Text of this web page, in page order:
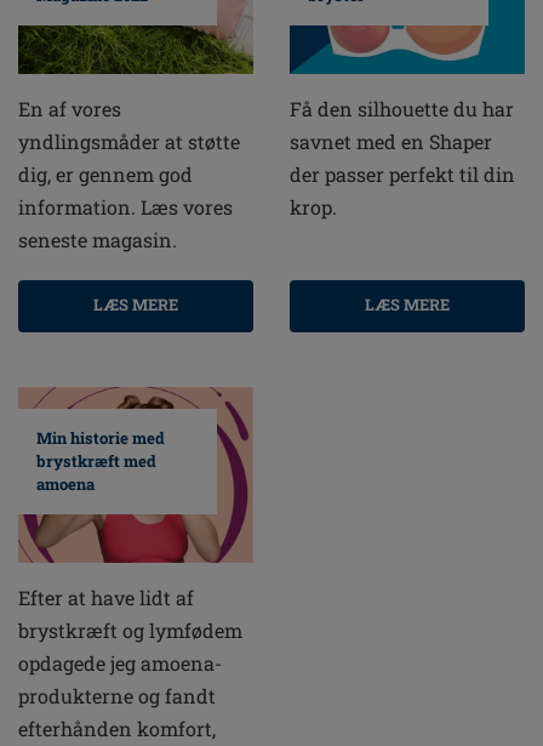
En af vores
yndlingsmåder at støtte
dig, er gennem god
information. Læs vores
seneste magasin.
LÆS MERE
Få den silhouette du har
savnet med en Shaper
der passer perfekt til din
krop.
LÆS MERE
Min historie med
brystkræft med
amoena
Efter at have lidt af
brystkræft og lymfødem
opdagede jeg amoena-
produkterne og fandt
efterhånden komfort,